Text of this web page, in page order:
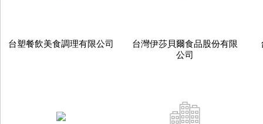
台塑餐飲美食調理有限公司
台灣伊莎貝爾食品股份有限
公司